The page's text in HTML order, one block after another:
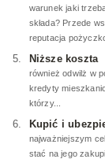
warunek jaki
składa? Przede
reputacja
Niższe koszta
również odwilż w
kredyty
którzy...
Kupić i
najważniejszym
stać na jego